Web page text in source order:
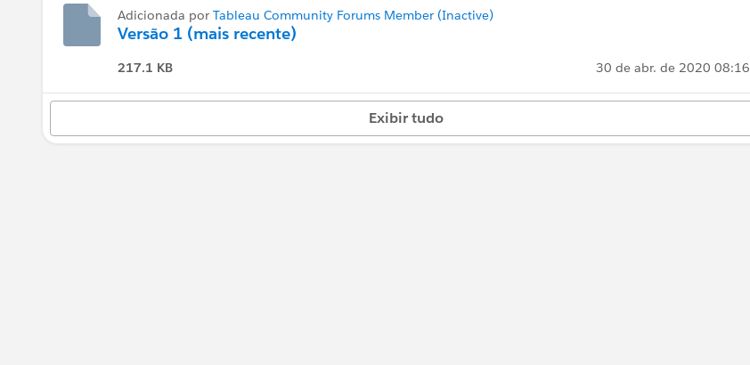
Adicionada por Tableau Community Forums Member (Inactive)
Versão 1 (mais recente)
217.1 KB 30 de abr. de 2020 08:16
Exibir tudo